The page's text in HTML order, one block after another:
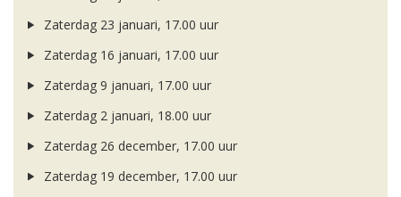
Zaterdag 23 januari, 17.00 uur
Zaterdag 16 januari, 17.00 uur
Zaterdag 9 januari, 17.00 uur
Zaterdag 2 januari, 18.00 uur
Zaterdag 26 december, 17.00 uur
Zaterdag 19 december, 17.00 uur